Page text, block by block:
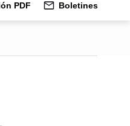
PDF Boletines